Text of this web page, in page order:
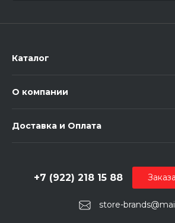
Каталог
О компании
Доставка и Оплата
store-
+7 (922) 218 15 88